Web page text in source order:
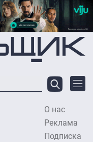
О нас
Реклама
Подписка